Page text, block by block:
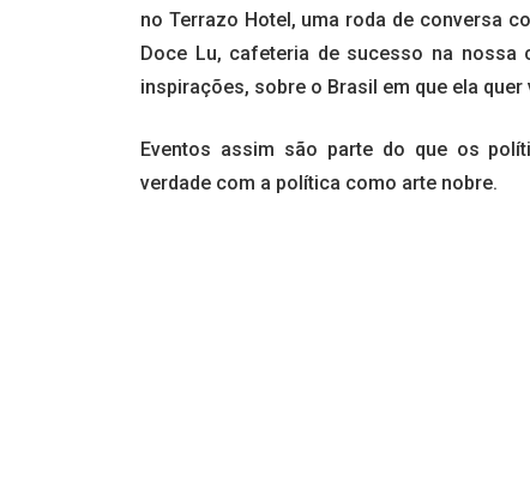
no Terrazo Hotel, uma roda de conversa
Doce Lu, cafeteria de sucesso na nossa
inspirações, sobre o Brasil em que ela
Eventos assim são parte do que os
verdade com a política como arte nobre.